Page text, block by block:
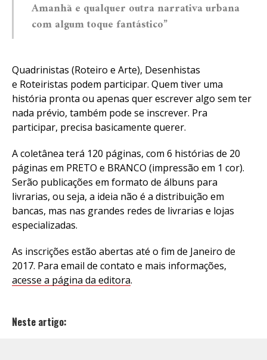
Amanhã e qualquer outra narrativa urbana
com algum toque fantástico”
Quadrinistas (Roteiro e Arte), Desenhistas
e Roteiristas podem participar. Quem tiver uma
história pronta ou apenas quer escrever algo sem ter
nada prévio, também pode se inscrever. Pra
participar, precisa basicamente querer.
A coletânea terá 120 páginas, com 6 histórias de 20
páginas em PRETO e BRANCO (impressão em 1 cor).
Serão publicações em formato de álbuns para
livrarias, ou seja, a ideia não é a distribuição em
bancas, mas nas grandes redes de livrarias e lojas
especializadas.
As inscrições estão abertas até o fim de Janeiro de
2017. Para email de contato e mais informações,
acesse a página da editora.
Neste artigo: